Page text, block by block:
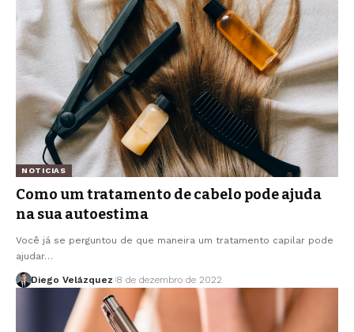
NOTICIAS
Como um tratamento de cabelo pode ajuda
na sua autoestima
Você já se perguntou de que maneira um tratamento capilar pode
ajudar…
Diego Velázquez 8 de dezembro de 2022